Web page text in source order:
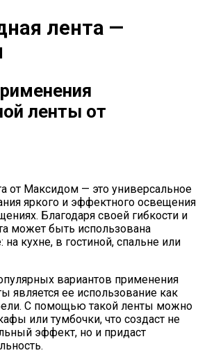
лента —
ленты от
от Максидом — это универсальное
яркого и эффектного освещения
Благодаря своей гибкости и
может быть использована
на кухне, в гостиной, спальне или
вариантов применения
является ее использование как
С помощью такой ленты можно
или тумбочки, что создаст не
эффект, но и придаст